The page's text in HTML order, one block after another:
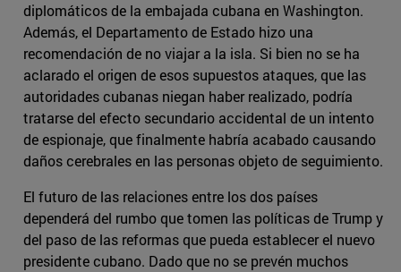
diplomáticos de la embajada cubana en Washington.
Además, el Departamento de Estado hizo una
recomendación de no viajar a la isla. Si bien no se ha
aclarado el origen de esos supuestos ataques, que las
autoridades cubanas niegan haber realizado, podría
tratarse del efecto secundario accidental de un intento
de espionaje, que finalmente habría acabado causando
daños cerebrales en las personas objeto de seguimiento.
El futuro de las relaciones entre los dos países
dependerá del rumbo que tomen las políticas de Trump y
del paso de las reformas que pueda establecer el nuevo
presidente cubano. Dado que no se prevén muchos